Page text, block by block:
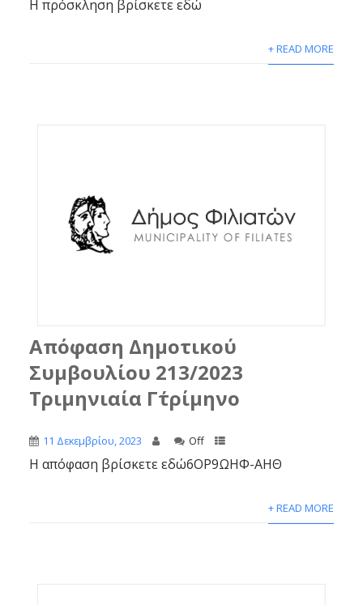
Η πρόσκληση βρίσκετε εδώ
+ READ MORE
Απόφαση Δημοτικού
Συμβουλίου 213/2023
Τριμηνιαία Γ΄τρίμηνο
11 Δεκεμβρίου, 2023 Off
Η απόφαση βρίσκετε εδώ6ΟΡ9ΩΗΦ-ΑΗΘ
+ READ MORE